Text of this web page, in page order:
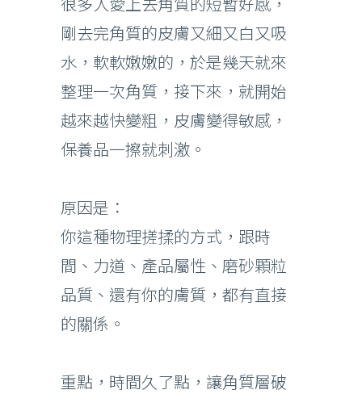
剛去完角質的皮膚又細又白又吸
水，軟軟嫩嫩的，於是幾天就來
整理一次角質，接下來，就開始
越來越快變粗，皮膚變得敏感，
保養品一擦就刺激。
原因是：
你這種物理搓揉的方式，跟時
間、力道、產品屬性、磨砂顆粒
品質、還有你的膚質，都有直接
的關係。
重點，時間久了點，讓角質層破